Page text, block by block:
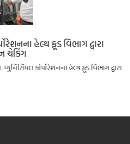
હેલ્થ ફૂડ વિભાગ દ્વારા
ચેકિંગ
કોર્પોરેશનના હેલ્થ ફૂડ વિભાગ દ્વારા